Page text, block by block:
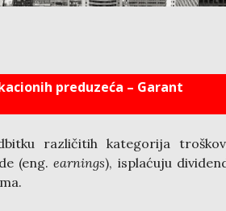
preduzeća – Garant
različitih kategorija
(eng.earnings), isplaćuju